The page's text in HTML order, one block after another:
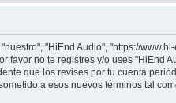
"HiEnd Audio", "https://
no te registres y/o uses "HiEnd
que los revises por tu cuenta
a esos nuevos términos tal